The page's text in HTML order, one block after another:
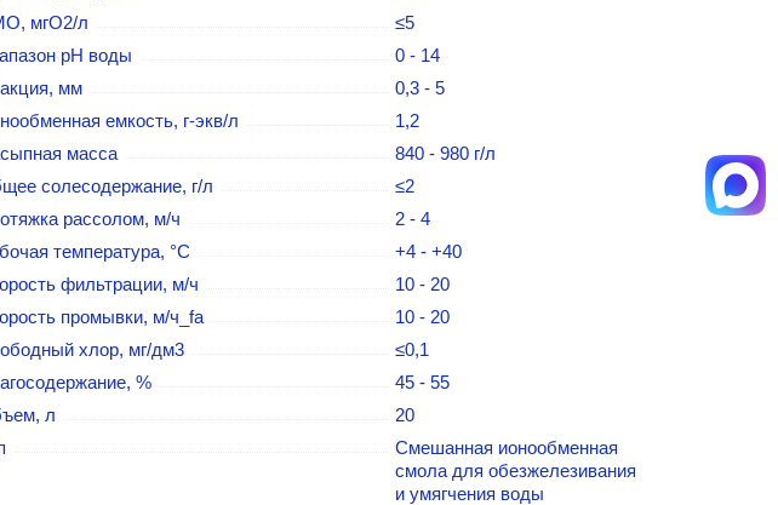
мгO2/л
≤5
рН воды
0 - 14
мм
0,3 - 5
емкость, г-экв/л
1,2
масса
840 - 980 г/л
солесодержание, г/л
≤2
рассолом, м/ч
2 - 4
температура, °C
+4 - +40
фильтрации, м/ч
10 - 20
промывки, м/ч_fa
10 - 20
хлор, мг/дм3
≤0,1
%
45 - 55
л
20
Cмешанная ионообменная
смола для обезжелезивания
и умягчения воды